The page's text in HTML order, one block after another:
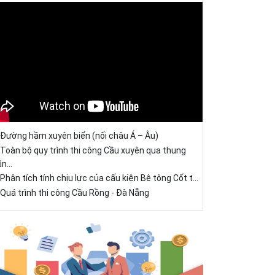
Đường hầm xuyên biển (nối châu Á – Âu)
Toàn bộ quy trình thi công Cầu xuyên qua thung
Phân tích tính chịu lực của cấu kiện Bê tông Cốt t...
Quá trình thi công Cầu Rồng - Đà Nẵng